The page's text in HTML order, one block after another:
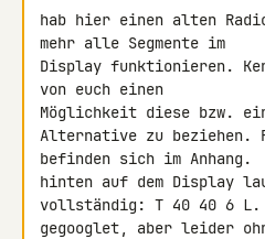
hab hier einen alten
mehr alle Segmente im
Display funktionieren.
von euch einen
Möglichkeit diese bzw.
Alternative zu beziehen.
befinden sich im Anhang.
hinten auf dem Display
vollständig: T 40 40 6 L.
gegooglet, aber leider